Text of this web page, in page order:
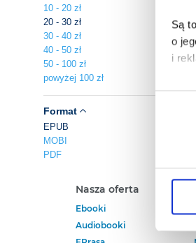
Są
o
i
Wybór
10 - 20 zł
20 - 30 zł
30 - 40 zł
40 - 50 zł
50 - 100 zł
powyżej 100 zł
Format
EPUB
MOBI
PDF
Nasza oferta
Ebooki
Audiobooki